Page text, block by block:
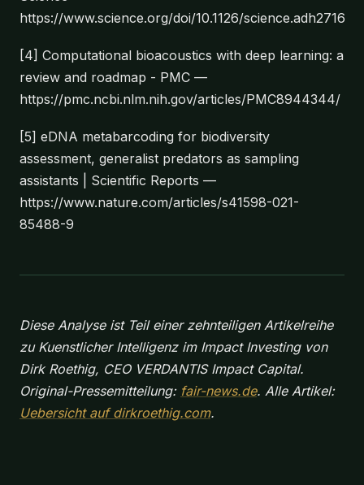
https://www.science.org/doi/10.1126/science.adh2716
[4] Computational bioacoustics with deep learning: a
review and roadmap - PMC —
https://pmc.ncbi.nlm.nih.gov/articles/PMC8944344/
[5] eDNA metabarcoding for biodiversity
assessment, generalist predators as sampling
assistants | Scientific Reports —
https://www.nature.com/articles/s41598-021-
85488-9
Diese Analyse ist Teil einer zehnteiligen Artikelreihe
zu Kuenstlicher Intelligenz im Impact Investing von
Dirk Roethig, CEO VERDANTIS Impact Capital.
Original-Pressemitteilung: fair-news.de. Alle Artikel:
Uebersicht auf dirkroethig.com.